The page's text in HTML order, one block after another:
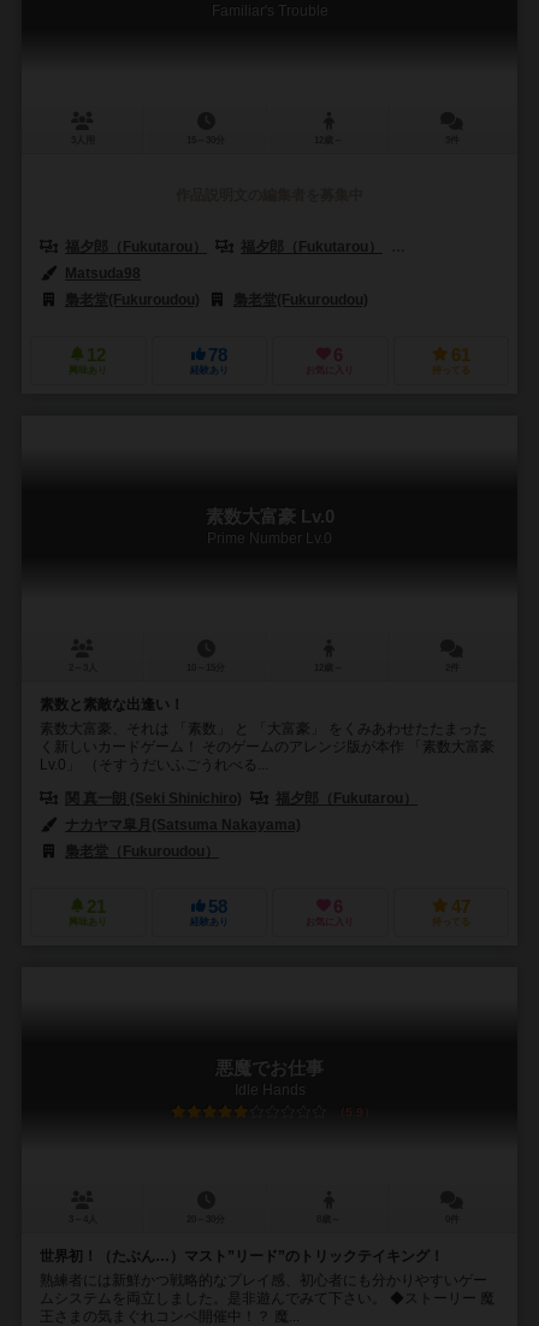
Familiar's Trouble
福夕郎（Fukutarou） 福夕郎（Fukutarou）
Matsuda98
梟老堂(Fukuroudou)
梟老堂(Fukuroudou)
12
興味あり
78
経験あり
6
お気に入り
61
持ってる
素数大富豪 Lv.0
Prime Number Lv.0
素数と素敵な出逢い！
素数大富豪、それは 「素数」 と 「大富豪」 をくみあわせたたまった
く新しいカードゲーム！ そのゲームのアレンジ版が本作 「素数大富豪
Lv.0」 （そすうだいふごうれべる...
関 真一朗 (Seki Shinichiro)
福夕郎（Fukutarou）
ナカヤマ皐月(Satsuma Nakayama)
梟老堂（Fukuroudou）
21
興味あり
58
経験あり
6
お気に入り
47
持ってる
悪魔でお仕事
Idle Hands
5.9
世界初！（たぶん…）マスト”リード”のトリックテイキング！
熟練者には新鮮かつ戦略的なプレイ感、初心者にも分かりやすいゲー
ムシステムを両立しました。是非遊んでみて下さい。 ◆ストーリー 魔
王さまの気まぐれコンペ開催中！？ 魔...